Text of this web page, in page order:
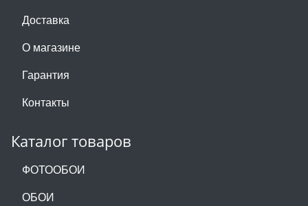
Доставка
О магазине
Гарантия
Контакты
Каталог товаров
ФОТООБОИ
ОБОИ